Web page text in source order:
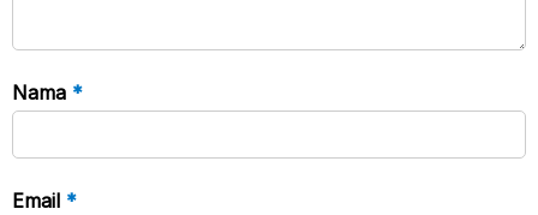
Nama *
Email *